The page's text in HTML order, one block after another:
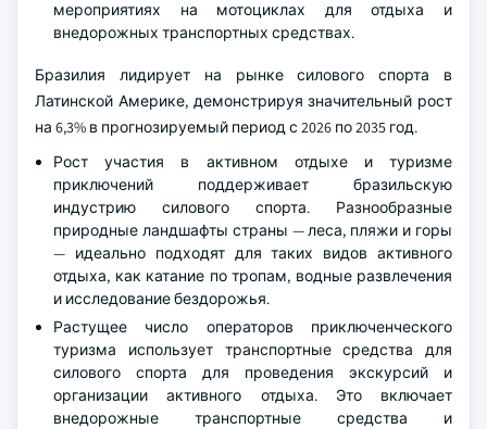
мероприятиях на мотоциклах для отдыха и
внедорожных транспортных средствах.
Бразилия лидирует на рынке силового спорта в
Латинской Америке, демонстрируя значительный рост
на 6,3% в прогнозируемый период с 2026 по 2035 год.
Рост участия в активном отдыхе и туризме
приключений поддерживает бразильскую
индустрию силового спорта. Разнообразные
природные ландшафты страны — леса, пляжи и горы
— идеально подходят для таких видов активного
отдыха, как катание по тропам, водные развлечения
и исследование бездорожья.
Растущее число операторов приключенческого
туризма использует транспортные средства для
силового спорта для проведения экскурсий и
организации активного отдыха. Это включает
внедорожные транспортные средства и